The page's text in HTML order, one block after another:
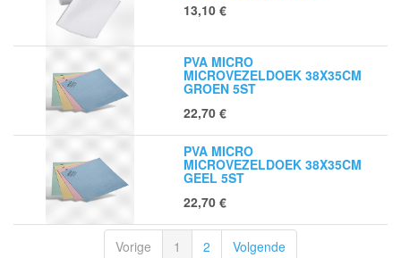
13,10 €
PVA MICRO
MICROVEZELDOEK 38X35CM
GROEN 5ST
22,70 €
PVA MICRO
MICROVEZELDOEK 38X35CM
GEEL 5ST
22,70 €
Vorige 1 2 Volgende